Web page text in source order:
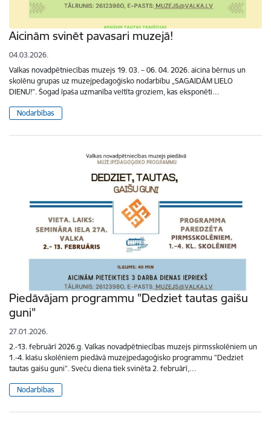
Aicinām svinēt pavasari muzejā!
04.03.2026.
Valkas novadpētniecības muzejs 19. 03. – 06. 04. 2026. aicina bērnus un
skolēnu grupas uz muzejpedagoģisko nodarbību „SAGAIDĀM LIELO
DIENU!”. Šogad īpaša uzmanība veltīta groziem, kas eksponēti…
Nodarbības
Piedāvājam programmu "Dedziet tautas gaišu
guni"
27.01.2026.
2.-13. februārī 2026.g. Valkas novadpētniecības muzejs pirmsskolēniem un
1.-4. klašu skolēniem piedāvā muzejpedagoģisko programmu ”Dedziet
tautas gaišu guni”. Sveču diena tiek svinēta 2. februārī,…
Nodarbības